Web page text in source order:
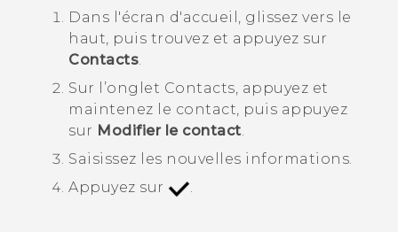
Dans l'écran d'accueil , glissez vers le
haut, puis trouvez et appuyez sur
Contacts.
Sur l’onglet Contacts, appuyez et
maintenez le contact, puis appuyez
sur Modifier le contact.
Saisissez les nouvelles informations.
Appuyez sur
.